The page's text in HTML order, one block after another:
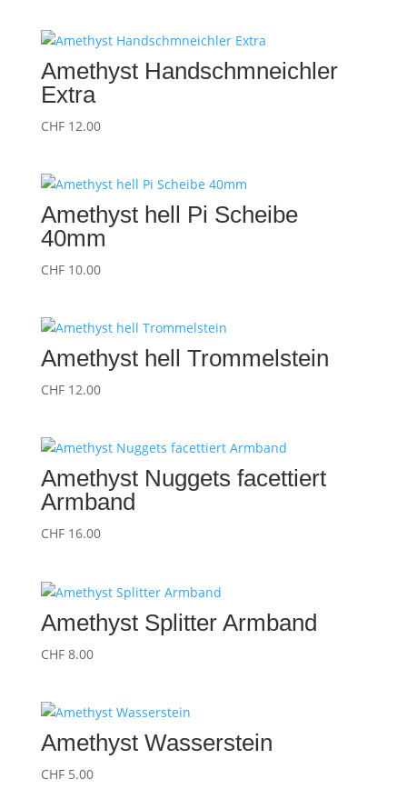
Amethyst Handschmneichler
Extra
CHF12.00
Amethyst hell Pi Scheibe
40mm
CHF10.00
Amethyst hell Trommelstein
CHF12.00
Amethyst Nuggets facettiert
Armband
CHF16.00
Amethyst Splitter Armband
CHF8.00
Amethyst Wasserstein
CHF5.00